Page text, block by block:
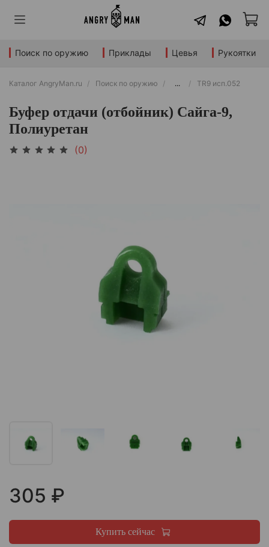
Поиск по оружию Приклады Цевья Рукоятки
Каталог AngryMan.ru Поиск по оружию ... TR9 исп.052
Буфер отдачи (отбойник) Сайга-9,
Полиуретан
(0)
305 ₽
Купить сейчас